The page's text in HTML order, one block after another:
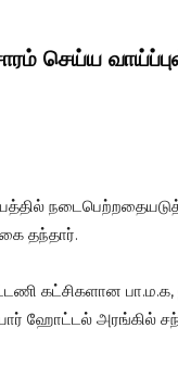
செய்ய
தந்தார்.
கட்சிகளான
ஹோட்டல் அரங்கில்